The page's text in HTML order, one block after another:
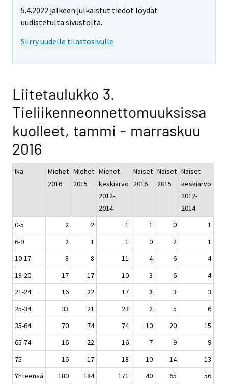
5.4.2022 jälkeen julkaistut tiedot löydät
uudistetulta sivustolta.
Siirry uudelle tilastosivulle
Liitetaulukko 3.
Tieliikenneonnettomuuksissa
kuolleet, tammi - marraskuu
2016
Ikä
Miehet
2016
Miehet
2015
Miehet
keskiarvo
2012-
2014
Naiset
2016
Naiset
2015
Naiset
keskiarvo
2012-
2014
0-5
2 2 1 1 0
1
6-9
2 1 1 0 2
1
10-17
8 8 11 4 6
4
18-20
17 17 10 3 6
4
21-24
16 22 17 3 3
3
25-34
33 21 23 2 5
6
35-64
70 74 74 10 20
15
65-74
16 22 16 7 9
9
75-
16 17 18 10 14
13
Yhteensä
180 184 171 40 65 56